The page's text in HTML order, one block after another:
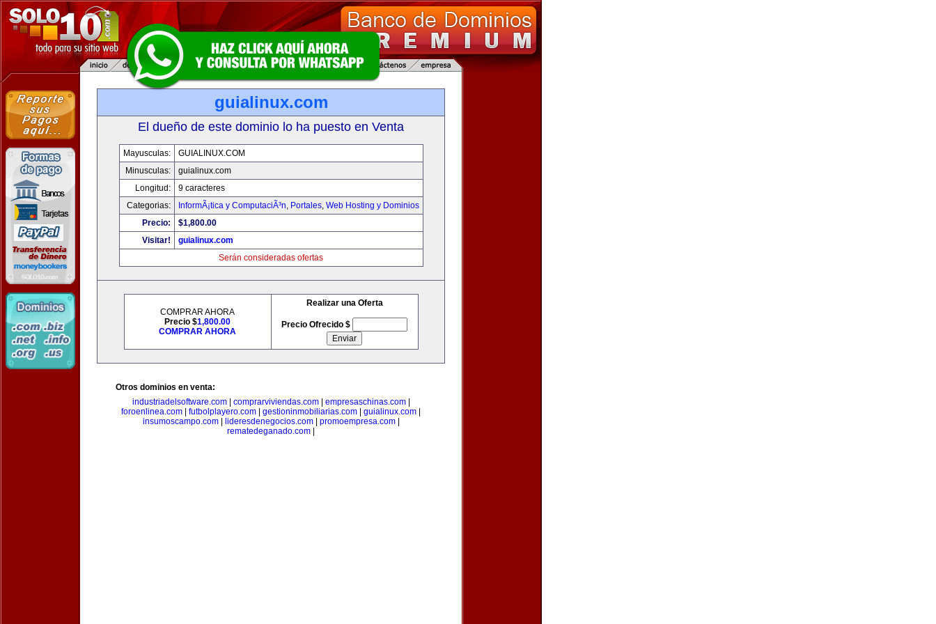
guialinux.com
El dueño de este dominio lo ha puesto en Venta
Mayusculas:
GUIALINUX.COM
Minusculas:
guialinux.com
Longitud:
9 caracteres
Categorias:
InformÃ¡tica y ComputaciÃ³n, Portales, Web Hosting y Dominios
Precio:
$1,800.00
Visitar!
guialinux.com
Serán consideradas ofertas
COMPRAR AHORA
Precio $1,800.00
COMPRAR AHORA
Realizar una Oferta
Precio Ofrecido $
Otros dominios en venta:
industriadelsoftware.com| comprarviviendas.com| empresaschinas.com|
foroenlinea.com
futbolplayero.com gestioninmobiliarias.com guialinux.com
insumoscampo.com| lideresdenegocios.com| promoempresa.com|
rematedeganado.com